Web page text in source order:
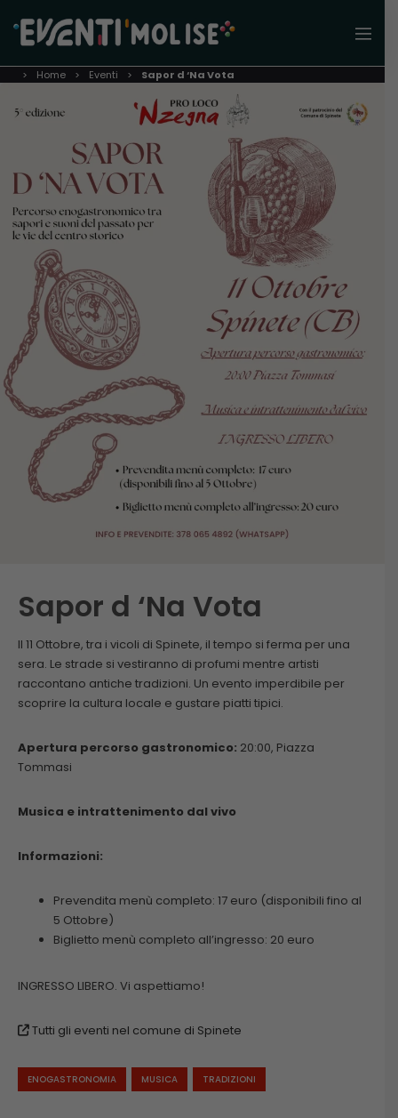
Home Eventi Sapor d ‘Na Vota
Sapor d ‘Na Vota
Il 11 Ottobre, tra i vicoli di Spinete, il tempo si ferma per una
sera. Le strade si vestiranno di profumi mentre artisti
raccontano antiche tradizioni. Un evento imperdibile per
scoprire la cultura locale e gustare piatti tipici.
Apertura percorso gastronomico: 20:00, Piazza
Tommasi
Musica e intrattenimento dal vivo
Informazioni:
Prevendita menù completo: 17 euro (disponibili fino al
5 Ottobre)
Biglietto menù completo all’ingresso: 20 euro
INGRESSO LIBERO. Vi aspettiamo!
Tutti gli eventi nel comune di Spinete
ENOGASTRONOMIA MUSICA TRADIZIONI